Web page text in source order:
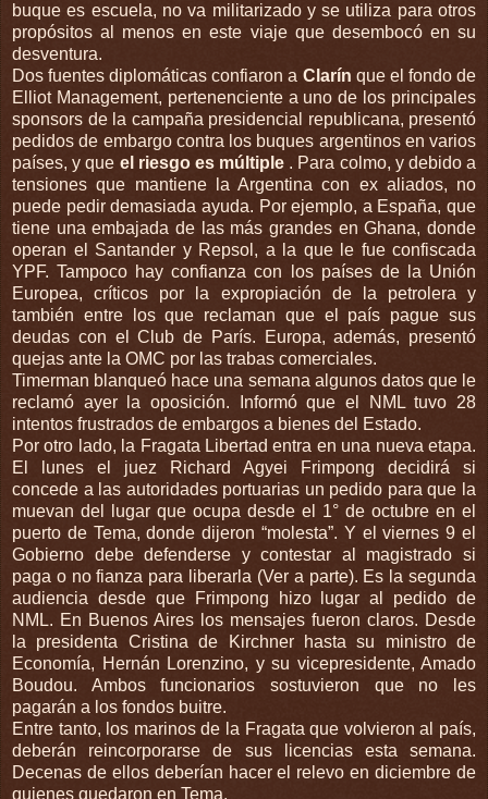
buque es escuela, no va militarizado y se utiliza para otros
propósitos al menos en este viaje que desembocó en su
desventura.
Dos fuentes diplomáticas confiaron a Clarín que el fondo de
Elliot Management, pertenenciente a uno de los principales
sponsors de la campaña presidencial republicana, presentó
pedidos de embargo contra los buques argentinos en varios
países, y que el riesgo es múltiple . Para colmo, y debido a
tensiones que mantiene la Argentina con ex aliados, no
puede pedir demasiada ayuda. Por ejemplo, a España, que
tiene una embajada de las más grandes en Ghana, donde
operan el Santander y Repsol, a la que le fue confiscada
YPF. Tampoco hay confianza con los países de la Unión
Europea, críticos por la expropiación de la petrolera y
también entre los que reclaman que el país pague sus
deudas con el Club de París. Europa, además, presentó
quejas ante la OMC por las trabas comerciales.
Timerman blanqueó hace una semana algunos datos que le
reclamó ayer la oposición. Informó que el NML tuvo 28
intentos frustrados de embargos a bienes del Estado.
Por otro lado, la Fragata Libertad entra en una nueva etapa.
El lunes el juez Richard Agyei Frimpong decidirá si
concede a las autoridades portuarias un pedido para que la
muevan del lugar que ocupa desde el 1° de octubre en el
puerto de Tema, donde dijeron “molesta”. Y el viernes 9 el
Gobierno debe defenderse y contestar al magistrado si
paga o no fianza para liberarla (Ver a parte). Es la segunda
audiencia desde que Frimpong hizo lugar al pedido de
NML. En Buenos Aires los mensajes fueron claros. Desde
la presidenta Cristina de Kirchner hasta su ministro de
Economía, Hernán Lorenzino, y su vicepresidente, Amado
Boudou. Ambos funcionarios sostuvieron que no les
pagarán a los fondos buitre.
Entre tanto, los marinos de la Fragata que volvieron al país,
deberán reincorporarse de sus licencias esta semana.
Decenas de ellos deberían hacer el relevo en diciembre de
quienes quedaron en Tema.